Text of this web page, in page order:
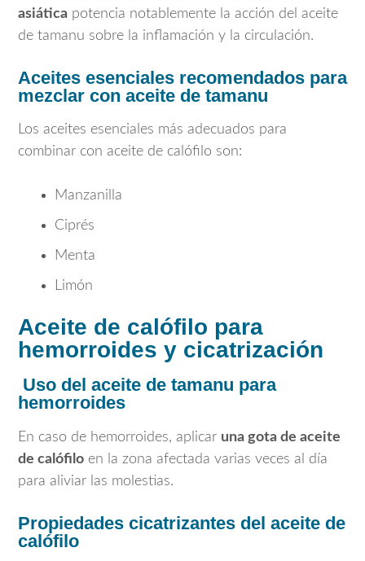
asiática potencia notablemente la acción del aceite
de tamanu sobre la inflamación y la circulación.
Aceites esenciales recomendados para
mezclar con aceite de tamanu
Los aceites esenciales más adecuados para
combinar con aceite de calófilo son:
Manzanilla
Ciprés
Menta
Limón
Aceite de calófilo para
hemorroides y cicatrización
Uso del aceite de tamanu para
hemorroides
En caso de hemorroides, aplicar una gota de aceite
de calófilo en la zona afectada varias veces al día
para aliviar las molestias.
Propiedades cicatrizantes del aceite de
calófilo